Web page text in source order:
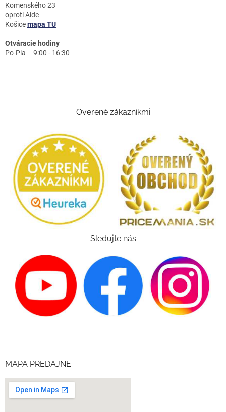
Komenského 23
oproti Aide
Košicemapa TU
Otváracie hodiny
Po-Pia 9:00 - 16:30
Overené zákazníkmi
Sledujte nás
MAPA PREDAJNE